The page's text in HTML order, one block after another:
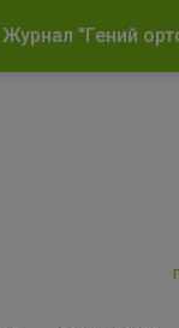
Журнал "Гений